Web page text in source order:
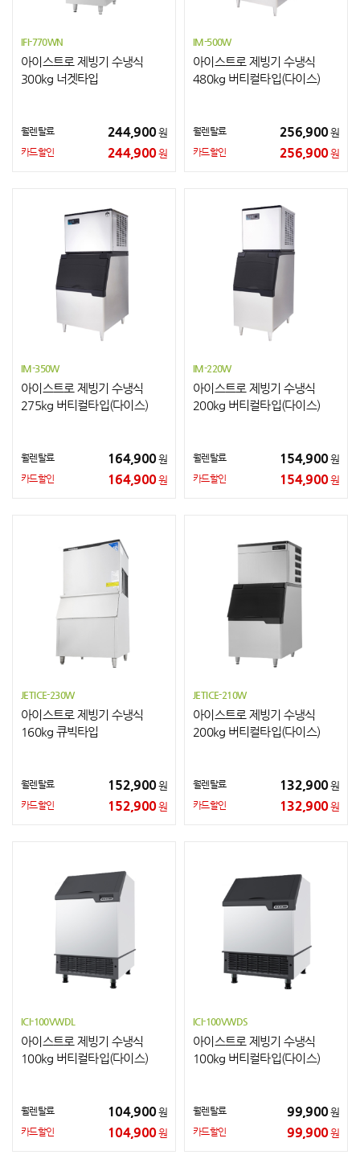
IFI-770WN
아이스트로 제빙기 수냉식
300kg 너겟타입
월렌탈료 244,900원
카드할인 244,900원
IM-500W
아이스트로 제빙기 수냉식
480kg 버티컬타입(다이스)
월렌탈료 256,900원
카드할인 256,900원
IM-350W
아이스트로 제빙기 수냉식
275kg 버티컬타입(다이스)
월렌탈료 164,900원
카드할인 164,900원
IM-220W
아이스트로 제빙기 수냉식
200kg 버티컬타입(다이스)
월렌탈료 154,900원
카드할인 154,900원
JETICE-230W
아이스트로 제빙기 수냉식
160kg 큐빅타입
월렌탈료 152,900원
카드할인 152,900원
JETICE-210W
아이스트로 제빙기 수냉식
200kg 버티컬타입(다이스)
월렌탈료 132,900원
카드할인 132,900원
ICI-100VWDL
아이스트로 제빙기 수냉식
100kg 버티컬타입(다이스)
월렌탈료 104,900원
카드할인 104,900원
ICI-100VWDS
아이스트로 제빙기 수냉식
100kg 버티컬타입(다이스)
월렌탈료 99,900원
카드할인 99,900원